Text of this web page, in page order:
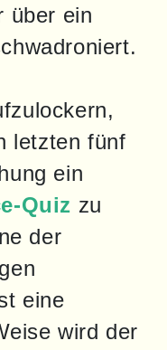
über ein
letzten fünf
Quiz zu
eine
wird der